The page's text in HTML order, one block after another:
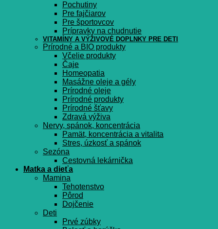
Pochutiny
Pre fajčiarov
Pre športovcov
Prípravky na chudnutie
VITAMÍNY A VÝŽIVOVÉ DOPLNKY PRE DETI
Prírodné a BIO produkty
Včelie produkty
Čaje
Homeopatia
Masážne oleje a gély
Prírodné oleje
Prírodné produkty
Prírodné šťavy
Zdravá výživa
Nervy, spánok, koncentrácia
Pamät, koncentrácia a vitalita
Stres, úzkosť a spánok
Sezóna
Cestovná lekárnička
Matka a dieťa
Mamina
Tehotenstvo
Pôrod
Dojčenie
Deti
Prvé zúbky